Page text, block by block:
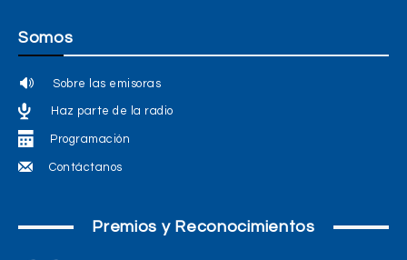
Somos
Sobre las emisoras
Haz parte de la radio
Programación
Contáctanos
Premios y Reconocimientos